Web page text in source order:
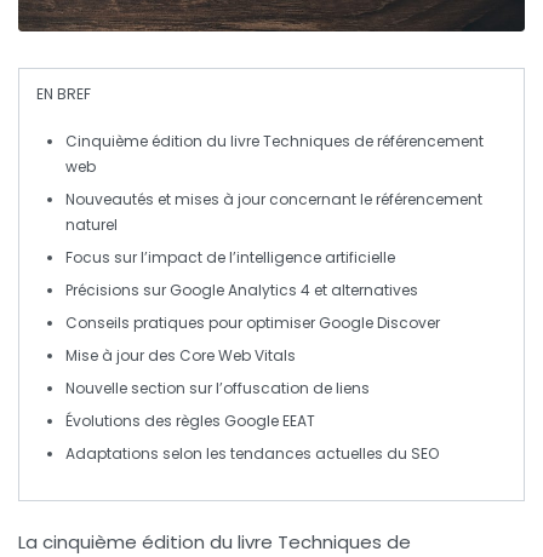
EN BREF
Cinquième édition du livreTechniques de référencement
web
Nouveautés et mises à jour concernant leréférencement
naturel
Focus sur l’impact de l’intelligence artificielle
Précisions sur Google Analytics 4 et alternatives
Conseils pratiques pour optimiser Google Discover
Mise à jour des Core Web Vitals
Nouvelle section sur l’offuscation de liens
Évolutions des règles Google EEAT
Adaptations selon les tendances actuelles du SEO
La cinquième édition du livre Techniques de